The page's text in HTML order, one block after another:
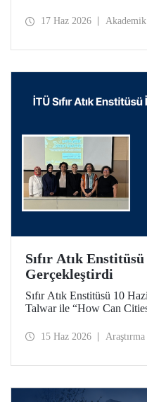
Geri Dönüşümü ve Geri
desteklenmeye hak
17 Haz 2026 Akademik
Sıfır Atık
Gerçekleştirdi
Sıfır Atık Enstitüsü 10
Talwar ile “How Can
başlıklı seminerini verdi.
15 Haz 2026 Araştırma